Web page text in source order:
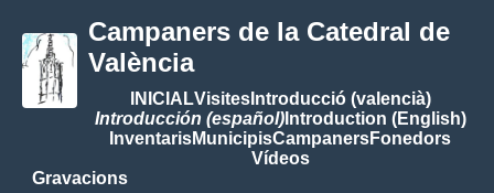
Campaners de la Catedral de
València
INICIALVisitesIntroducció (valencià)
Introducción (español)Introduction (English)
InventarisMunicipisCampanersFonedors
Vídeos
Gravacions